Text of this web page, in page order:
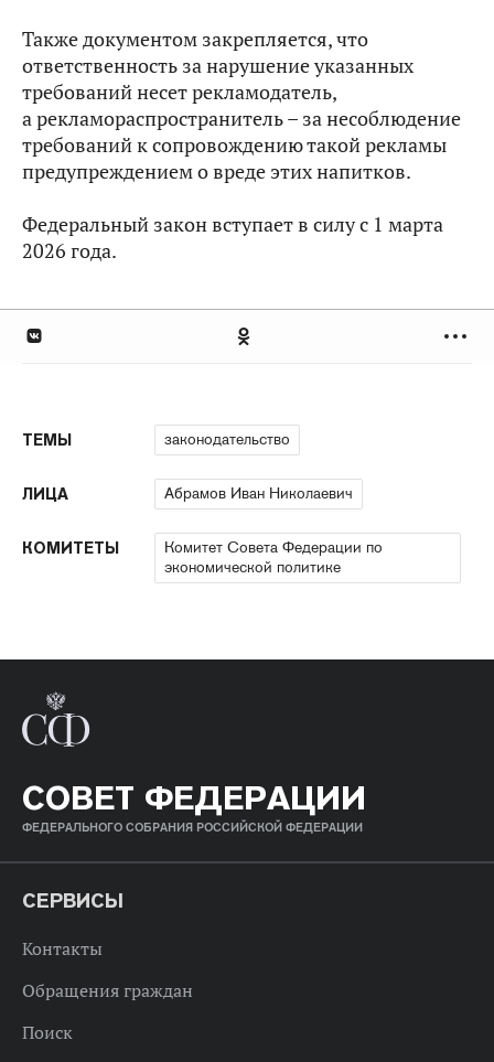
Также документом закрепляется, что
ответственность за нарушение указанных
требований несет рекламодатель,
а рекламораспространитель – за несоблюдение
требований к сопровождению такой рекламы
предупреждением о вреде этих напитков.
Федеральный закон вступает в силу с 1 марта
2026 года.
ТЕМЫ законодательство
ЛИЦА Абрамов Иван Николаевич
КОМИТЕТЫ
Комитет Совета Федерации по
экономической политике
СОВЕТ ФЕДЕРАЦИИ
ФЕДЕРАЛЬНОГО СОБРАНИЯ РОССИЙСКОЙ ФЕДЕРАЦИИ
СЕРВИСЫ
Контакты
Обращения граждан
Поиск